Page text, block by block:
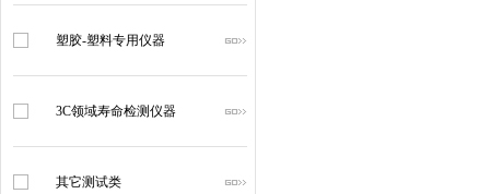
塑胶-塑料专用仪器
3C领域寿命检测仪器
其它测试类